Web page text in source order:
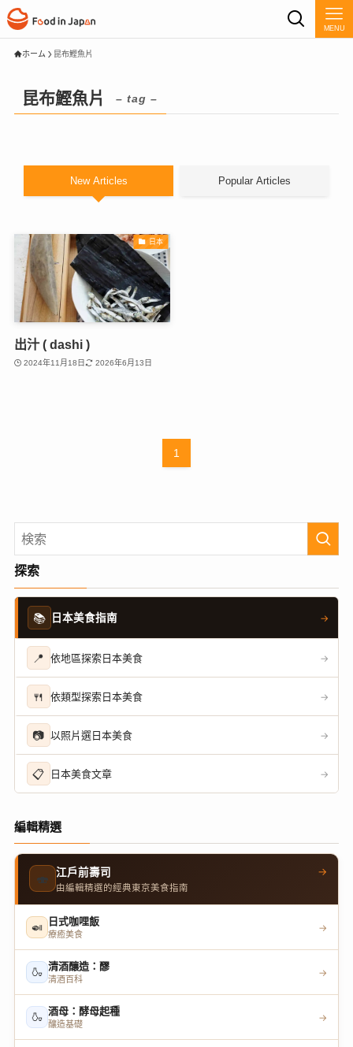
MENU
ホーム 昆布鰹魚片
昆布鰹魚片 – tag –
New Articles Popular Articles
日本
出汁 ( dashi )
2024年11月18日 2026年6月13日
1
探索
📚 日本美食指南 →
📍 依地區探索日本美食 →
🍴 依類型探索日本美食 →
📷 以照片選日本美食 →
📋 日本美食文章 →
編輯精選
🍣 江戶前壽司
由編輯精選的經典東京美食指南
→
🍛 日式咖哩飯
療癒美食
→
🍶 清酒釀造：醪
清酒百科
→
🍶 酒母：酵母起種
釀造基礎
→